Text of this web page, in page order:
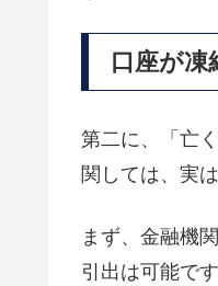
口座が
第二に、「亡
関しては、実
まず、金融機
引出は可能で